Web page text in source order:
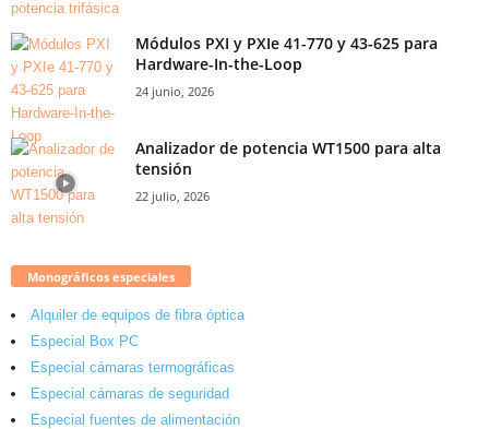
Módulos PXI y PXIe 41-770 y 43-625 para
Hardware-In-the-Loop
24 junio, 2026
Analizador de potencia WT1500 para alta
tensión
22 julio, 2026
Monográficos especiales
Alquiler de equipos de fibra óptica
Especial Box PC
Especial cámaras termográficas
Especial cámaras de seguridad
Especial fuentes de alimentación